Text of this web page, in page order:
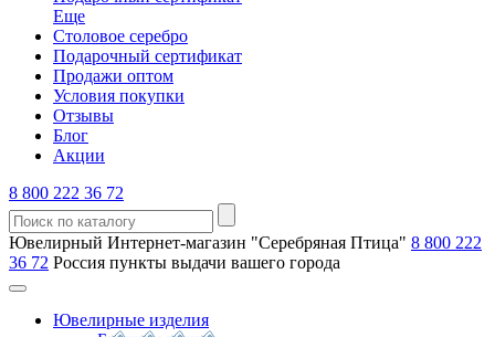
Еще
Столовое серебро
Подарочный сертификат
Продажи оптом
Условия покупки
Отзывы
Блог
Акции
8 800 222 36 72
Ювелирный Интернет-магазин "Серебряная Птица" 8 800 222
36 72 Россия пункты выдачи вашего города
Ювелирные изделия